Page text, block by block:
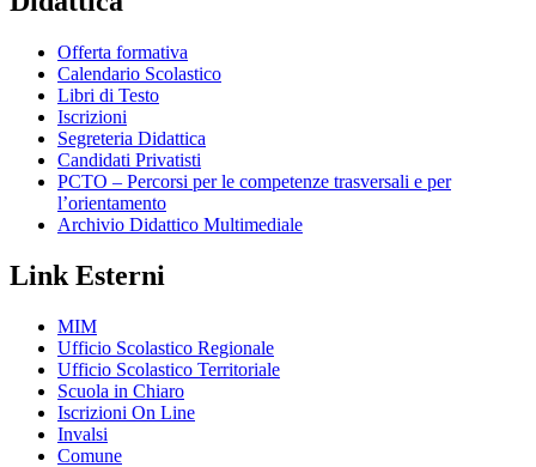
Offerta formativa
Calendario Scolastico
Libri di Testo
Iscrizioni
Segreteria Didattica
Candidati Privatisti
PCTO – Percorsi per le competenze trasversali e per
l’orientamento
Archivio Didattico Multimediale
Link Esterni
MIM
Ufficio Scolastico Regionale
Ufficio Scolastico Territoriale
Scuola in Chiaro
Iscrizioni On Line
Invalsi
Comune